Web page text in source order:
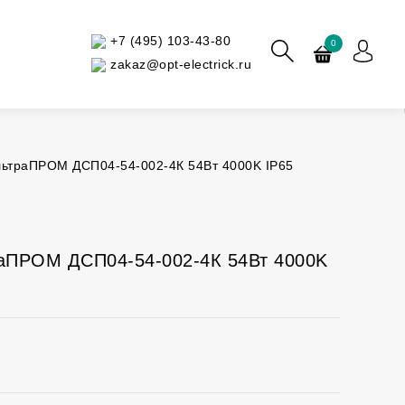
+7 (495) 103-43-80
zakaz@opt-electrick.ru
0
ДСП04-54-002-4К 54Вт 4000K IP65
ДСП04-54-002-4К 54Вт 4000K